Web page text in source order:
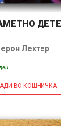
ДЕТЕ
Лехтер
ВО КОШНИЧКА